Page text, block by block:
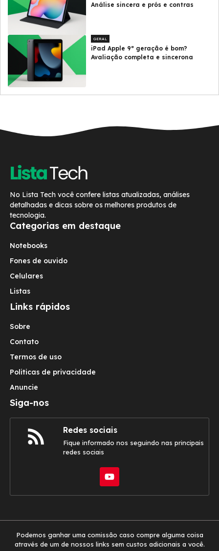
Análise sincera e prós e contras
GERAL
iPad Apple 9ª geração é bom?
Avaliação completa e sincerona
No Lista Tech você confere listas atualizadas, análises
detalhadas e dicas sobre os melhores produtos de
tecnologia.
Categorias em destaque
Notebooks
Fones de ouvido
Celulares
Listas
Links rápidos
Sobre
Contato
Termos de uso
Politicas de privacidade
Anuncie
Siga-nos
Redes sociais
Fique informado nos seguindo nas principais
redes sociais
Podemos ganhar uma comissão caso compre alguma coisa
através de um de nossos links sem custos adicionais a você.